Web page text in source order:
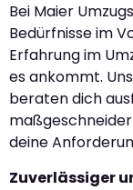
Bei Maier
Bedürfnisse im
Erfahrung im
es ankommt.
beraten dich
deine
Zuverlässiger